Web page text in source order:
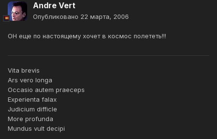
Andre Vert
Опубликовано 22 марта, 2006
ОН еще по настоящему хочет в космос полететь!!!
Vita brevis
Ars vero longa
Occasio autem praeceps
Experienta falax
Judicium difficle
More profunda
Mundus vult decipi